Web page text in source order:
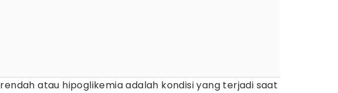
rendah atau hipoglikemia adalah kondisi yang terjadi saat